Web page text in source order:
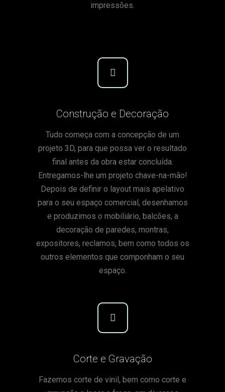
impressões.
Construção e Decoração
Tudo começa com a concepção de um
projeto 3D, para que possa ver o resultado
final antes da obra estar concluída.
Entregamos-lhe um projeto chave-na-mão!
Depois de definir o layout mais apelativo
para o seu espaço comercial, desenhamos
e produzimos o mobiliário, balcões, a
decoração de paredes, montras,
expositores, reclamos, bem como todos os
outros elementos que componham o seu
espaço.
Corte e Gravação
Fazemos corte de vinil, bem como corte e